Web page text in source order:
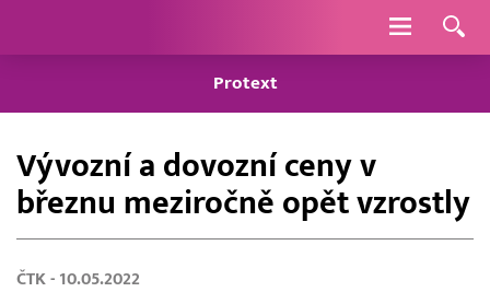
Navigace
Protext
Vývozní a dovozní ceny v
březnu meziročně opět vzrostly
ČTK - 10.05.2022